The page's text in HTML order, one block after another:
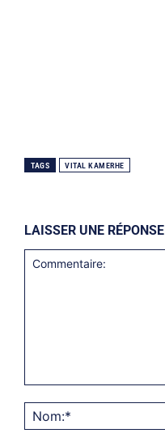
TAGS VITAL KAMERHE
LAISSER UNE RÉPONSE